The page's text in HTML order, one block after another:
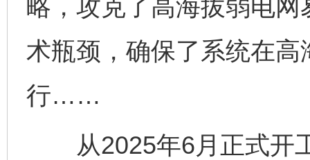
略，攻克了高海拔弱电
术瓶颈，确保了系统在
行……
从2025年6月正式开